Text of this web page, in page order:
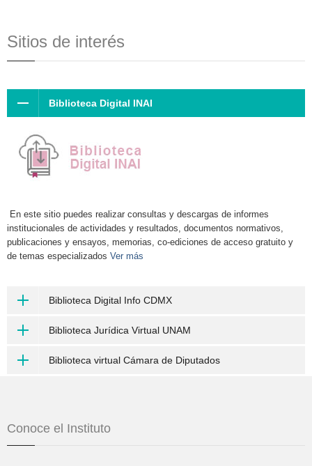
Sitios de interés
Biblioteca Digital INAI
En este sitio puedes realizar consultas y descargas de informes
institucionales de actividades y resultados, documentos normativos,
publicaciones y ensayos, memorias, co-ediciones de acceso gratuito y
de temas especializados Ver más
Biblioteca Digital Info CDMX
Biblioteca Jurídica Virtual UNAM
Biblioteca virtual Cámara de Diputados
Conoce el Instituto